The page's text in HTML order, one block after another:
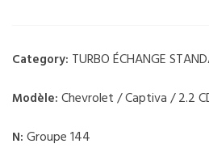
Category: TURBO ÉCHANGE
Modèle: Chevrolet / Captiva / 2.2
N: Groupe 144